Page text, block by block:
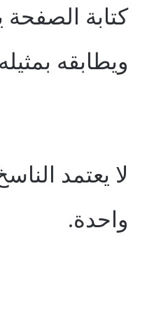
كتابة
ويطابقه
لا يعتمد
واحدة.